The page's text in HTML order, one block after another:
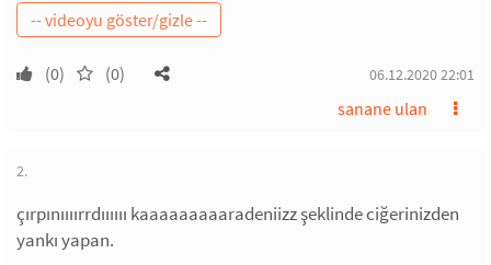
(0) (0) 06.12.2020 22:01
sanane ulan
2.
çırpınıııırrdıııııı kaaaaaaaaaradeniizz şeklinde ciğerinizden
yankı yapan.